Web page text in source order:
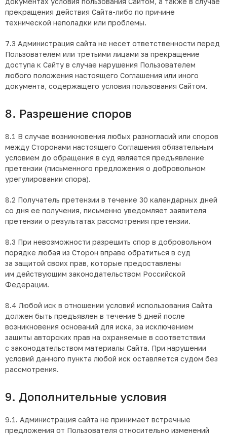
прекращения действия Сайта-либо по причине
технической неполадки или проблемы.
7.3 Администрация сайта не несет ответственности перед
Пользователем или третьими лицами за прекращение
доступа к Сайту в случае нарушения Пользователем
любого положения настоящего Соглашения или иного
документа, содержащего условия пользования Сайтом.
8. Разрешение споров
8.1 В случае возникновения любых разногласий или споров
между Сторонами настоящего Соглашения обязательным
условием до обращения в суд является предъявление
претензии (письменного предложения о добровольном
урегулировании спора).
8.2 Получатель претензии в течение 30 календарных дней
со дня ее получения, письменно уведомляет заявителя
претензии о результатах рассмотрения претензии.
8.3 При невозможности разрешить спор в добровольном
порядке любая из Сторон вправе обратиться в суд
за защитой своих прав, которые предоставлены
им действующим законодательством Российской
Федерации.
8.4 Любой иск в отношении условий использования Сайта
должен быть предъявлен в течение 5 дней после
возникновения оснований для иска, за исключением
защиты авторских прав на охраняемые в соответствии
с законодательством материалы Сайта. При нарушении
условий данного пункта любой иск оставляется судом без
рассмотрения.
9. Дополнительные условия
9.1. Администрация сайта не принимает встречные
предложения от Пользователя относительно изменений